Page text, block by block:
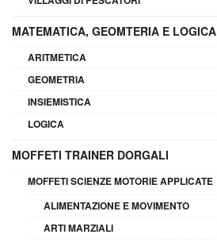
MATEMATICA, GEOMTERIA E LOGICA
ARITMETICA
GEOMETRIA
INSIEMISTICA
LOGICA
MOFFETI TRAINER DORGALI
MOFFETI SCIENZE MOTORIE APPLICATE
ALIMENTAZIONE E MOVIMENTO
ARTI MARZIALI